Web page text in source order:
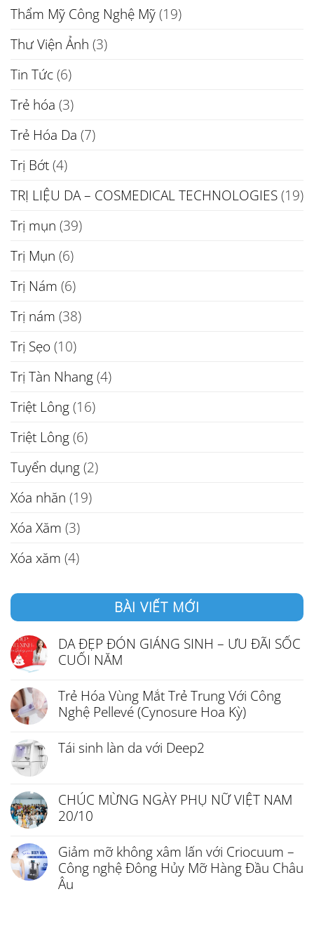
Thẩm Mỹ Công Nghệ Mỹ(19)
Thư Viện Ảnh (3)
Tin Tức(6)
Trẻ hóa (3)
Trẻ Hóa Da (7)
Trị Bớt(4)
TRỊ LIỆU DA – COSMEDICAL TECHNOLOGIES(19)
Trị mụn (39)
Trị Mụn (6)
Trị Nám (6)
Trị nám (38)
Trị Sẹo (10)
Trị Tàn Nhang(4)
Triệt Lông(16)
Triệt Lông(6)
Tuyển dụng(2)
Xóa nhăn (19)
Xóa Xăm (3)
Xóa xăm (4)
BÀI VIẾT MỚI
DA ĐẸP ĐÓN GIÁNG SINH – ƯU ĐÃI SỐC
CUỐI NĂM
Trẻ Hóa Vùng Mắt Trẻ Trung Với Công
Nghệ Pellevé (Cynosure Hoa Kỳ)
Tái sinh làn da với Deep2
CHÚC MỪNG NGÀY PHỤ NỮ VIỆT NAM
20/10
Giảm mỡ không xâm lấn với Criocuum –
Công nghệ Đông Hủy Mỡ Hàng Đầu Châu
Âu